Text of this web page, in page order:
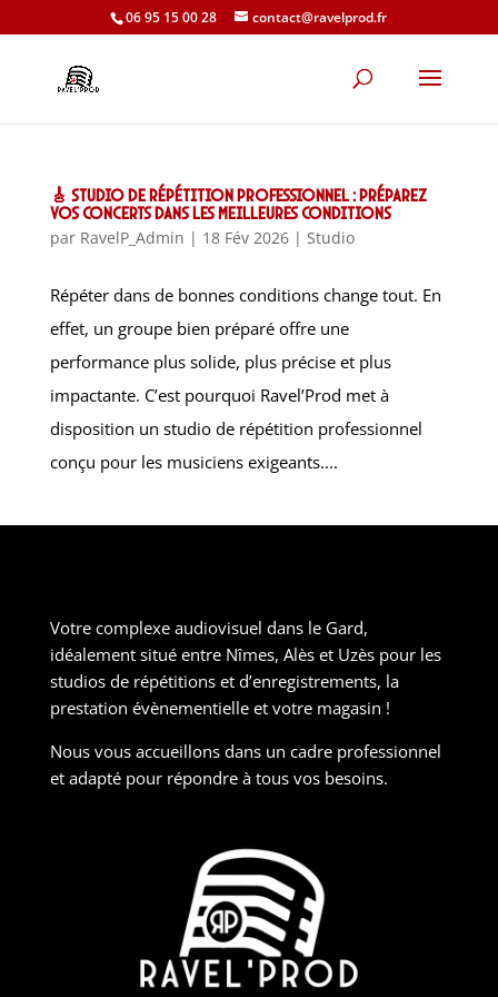
06 95 15 00 28 contact@ravelprod.fr
🎸 Studio de répétition professionnel : préparez
vos concerts dans les meilleures conditions
par RavelP_Admin | 18 Fév 2026| Studio
Répéter dans de bonnes conditions change tout. En
effet, un groupe bien préparé offre une
performance plus solide, plus précise et plus
impactante. C’est pourquoi Ravel’Prod met à
disposition un studio de répétition professionnel
conçu pour les musiciens exigeants....
Votre complexe audiovisuel dans le Gard,
idéalement situé entre Nîmes, Alès et Uzès pour les
studios de répétitions et d’enregistrements, la
prestation évènementielle et votre magasin !
Nous vous accueillons dans un cadre professionnel
et adapté pour répondre à tous vos besoins.